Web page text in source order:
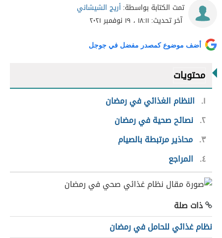
تمت الكتابة بواسطة:أريج الشيشاني
آخر تحديث: ١٨:١١ ، ١٩ نوفمبر ٢٠٢١
أضف موضوع كمصدر مفضل في جوجل
محتويات
١
النظام الغذائي في رمضان
٢ نصائح صحية في رمضان
٣ محاذير مرتبطة بالصيام
٤
المراجع
ذات صلة
نظام غذائي للحامل في رمضان